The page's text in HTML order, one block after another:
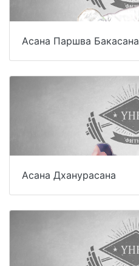
Асана Паршва Бакасана
Асана Дханурасана